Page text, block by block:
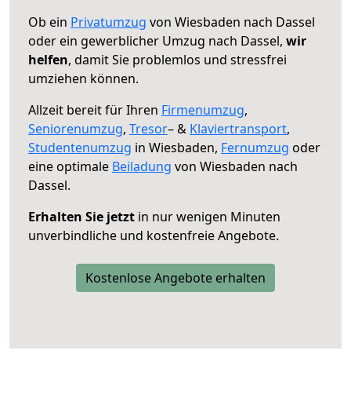
Ob ein Privatumzug von Wiesbaden nach Dassel
oder ein gewerblicher Umzug nach Dassel, wir
helfen, damit Sie problemlos und stressfrei
umziehen können.
Allzeit bereit für Ihren Firmenumzug,
Seniorenumzug, Tresor– & Klaviertransport,
Studentenumzug in Wiesbaden, Fernumzug oder
eine optimale Beiladung von Wiesbaden nach
Dassel.
Erhalten Sie jetzt in nur wenigen Minuten
unverbindliche und kostenfreie Angebote.
Kostenlose Angebote erhalten